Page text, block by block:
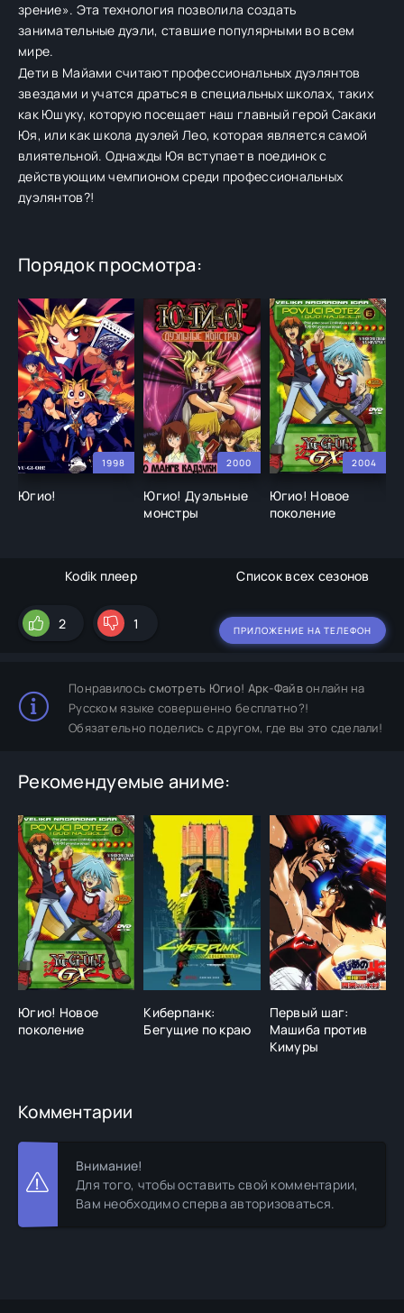
зрение». Эта технология позволила создать
занимательные дуэли, ставшие популярными во всем
мире.
Дети в Майами считают профессиональных дуэлянтов
звездами и учатся драться в специальных школах, таких
как Юшуку, которую посещает наш главный герой Сакаки
Юя, или как школа дуэлей Лео, которая является самой
влиятельной. Однажды Юя вступает в поединок с
действующим чемпионом среди профессиональных
дуэлянтов?!
Порядок просмотра:
1998
Югио!
2000
Югио! Дуэльные
монстры
2004
Югио! Новое
поколение
Kodik плеер Список всех сезонов
2 1 ПРИЛОЖЕНИЕ НА ТЕЛЕФОН
Понравилосьсмотреть Югио! Арк-Файвонлайн на
Русском языке совершенно бесплатно?!
Обязательно поделись с другом, где вы это сделали!
Рекомендуемые аниме:
Югио! Новое
поколение
Киберпанк:
Бегущие по краю
Первый шаг:
Машиба против
Кимуры
Комментарии
Внимание!
Для того, чтобы оставить свой комментарии,
Вам необходимо сперва авторизоваться.